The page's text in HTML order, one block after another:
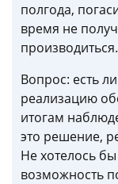
полгода,
время не
производиться.
Вопрос: есть
реализацию
итогам
это решение,
Не хотелось
возможность